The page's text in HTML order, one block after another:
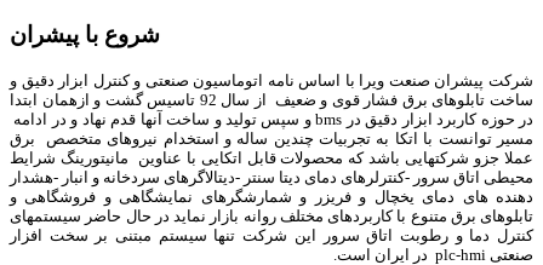
شروع با پیشران
شرکت پیشران صنعت ویرا با اساس نامه اتوماسیون صنعتی و کنترل ابزار دقیق و
ساخت تابلوهای برق فشار قوی و ضعیف از سال 92 تاسیس گشت و ازهمان ابتدا
در حوزه کاربرد ابزار دقیق در bms و سپس تولید و ساخت آنها قدم نهاد و در ادامه
مسیر توانست با اتکا به تجربیات چندین ساله و استخدام نیروهای متخصص برق
عملا جزو شرکتهایی باشد که محصولات قابل اتکایی با عناوین مانیتورینگ شرایط
محیطی اتاق سرور -کنترلرهای دمای دیتا سنتر -دیتالاگرهای سردخانه و انبار -هشدار
دهنده های دمای یخچال و فریزر و شمارشگرهای نمایشگاهی و فروشگاهی و
تابلوهای برق متنوع با کاربردهای مختلف روانه بازار نماید در حال حاضر سیستمهای
کنترل دما و رطوبت اتاق سرور این شرکت تنها سیستم مبتنی بر سخت افزار
صنعتی plc-hmi در ایران است.